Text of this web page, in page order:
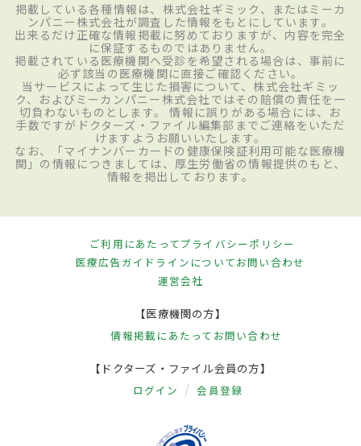
掲載している各種情報は、株式会社ギミック、またはミーカ
ンパニー株式会社が調査した情報をもとにしています。
出来るだけ正確な情報掲載に努めておりますが、内容を完全
に保証するものではありません。
掲載されている医療機関へ受診を希望される場合は、事前に
必ず該当の医療機関に直接ご確認ください。
当サービスによって生じた損害について、株式会社ギミッ
ク、およびミーカンパニー株式会社ではその賠償の責任を一
切負わないものとします。 情報に誤りがある場合には、お
手数ですがドクターズ・ファイル編集部までご連絡をいただ
けますようお願いいたします。
なお、「マイナンバーカードの健康保険証利用可能な医療機
関」の情報につきましては、厚生労働省の情報提供のもと、
情報を掲出しております。
ご利用にあたってプライバシーポリシー
医療広告ガイドラインについてお問い合わせ
運営会社
【医療機関の方】
情報掲載にあたって お問い合わせ
【ドクターズ・ファイル会員の方】
ログイン 会員登録